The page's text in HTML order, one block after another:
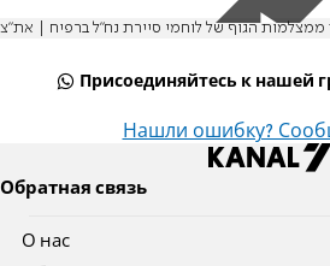
ממצלמות הגוף של לוחמי סיירת נח"ל ברפיח | את"צ
Присоединяйтесь к нашей
Нашли ошибку?
Обратная связь
О нас